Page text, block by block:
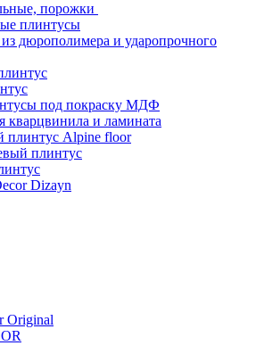
порожки
плинтусы
дюрополимера и ударопрочного
под покраску МДФ
кварцвинила и ламината
плинтус Alpine floor
плинтус
Dizayn
Original